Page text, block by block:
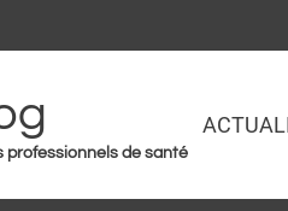
professionnels de santé